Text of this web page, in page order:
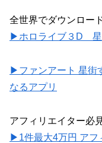
全世界でダウンロー
▶ホロライブ３D 星
▶ファンアート 星街
なるアプリ
アフィリエイター必
▶1件最大4万円 アフ